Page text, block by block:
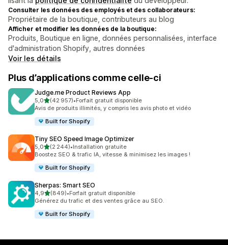
Consulter les données des employés et des collaborateurs:
Propriétaire de la boutique, contributeurs au blog
Afficher et modifier les données de la boutique:
Produits, Boutique en ligne, données personnalisées, interface
d'administration Shopify, autres données
Voir les détails
Plus d’applications comme celle-ci
Judge.me Product Reviews App
5,0étoile(s) sur 5
(42 957)
42957 avis au total
•Forfait gratuit disponible
Avis de produits illimités, y compris les avis photo et vidéo
Built for Shopify
Tiny SEO Speed Image Optimizer
5,0étoile(s) sur 5
(2 244)
2244 avis au total
•Installation gratuite
Boostez SEO & trafic IA, vitesse & minimisez les images !
Built for Shopify
Sherpas: Smart SEO
4,9étoile(s) sur 5
(849)
849 avis au total
•Forfait gratuit disponible
Générez du trafic et des ventes grâce au SEO.
Built for Shopify